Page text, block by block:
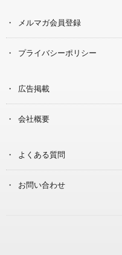
メルマガ会員登録
プライバシーポリシー
広告掲載
会社概要
よくある質問
お問い合わせ